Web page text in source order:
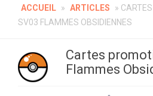
ACCUEIL » ARTICLES »
SV03 FLAMMES OBSIDIENNES
Cartes
Flammes